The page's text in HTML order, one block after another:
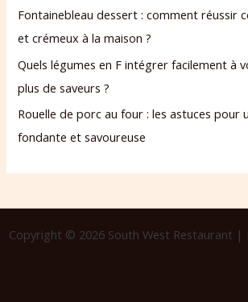
Fontainebleau dessert : comment réussir
et crémeux à la maison ?
Quels légumes en F intégrer facilement à
plus de saveurs ?
Rouelle de porc au four : les astuces pour
fondante et savoureuse
Copyright © 2026 South West Restaurant |